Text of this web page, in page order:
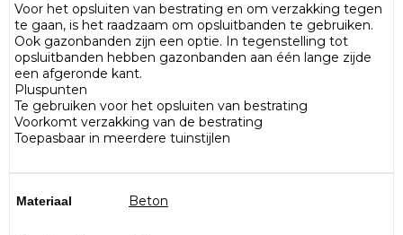
Voor het opsluiten van bestrating en om verzakking tegen
te gaan, is het raadzaam om opsluitbanden te gebruiken.
Ook gazonbanden zijn een optie. In tegenstelling tot
opsluitbanden hebben gazonbanden aan één lange zijde
een afgeronde kant.
Pluspunten
Te gebruiken voor het opsluiten van bestrating
Voorkomt verzakking van de bestrating
Toepasbaar in meerdere tuinstijlen
Materiaal Beton